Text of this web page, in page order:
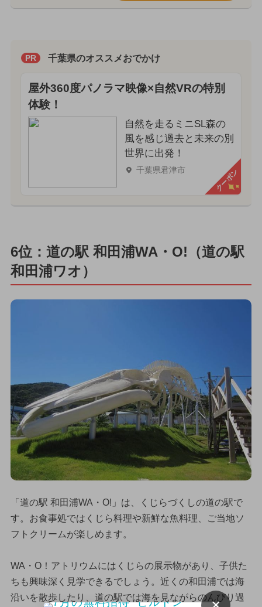
PR 千葉県のオススメおでかけ
屋外360度パノラマ映像×自然VRの特別
体験！
自然を走るミニSL森の
風を感じ過去と未来の別
世界に出発！
千葉県君津市 クーポン
6位：道の駅 和田浦WA・O!（道の駅
和田浦ワオ）
「道の駅 和田浦WA・O!」は、くじらづくしの道の駅で
す。お食事処ではくじら料理や新鮮な魚料理、ご当地ソ
フトクリームが楽しめます。
WA・O！アトリウムにはくじらの展示物があり、子供た
ちも興味深く見学できるでしょう。近くの和田浦では海
沿いを散歩したり、道の駅では海を見ながらのんびり過